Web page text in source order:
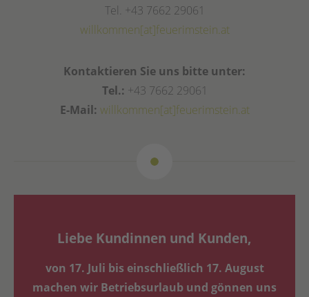
Tel. +43 7662 29061
willkommen[at]feuerimstein.at
Kontaktieren Sie uns bitte unter:
Tel.: +43 7662 29061
E-Mail: willkommen[at]feuerimstein.at
Liebe Kundinnen und Kunden,
von 17. Juli bis einschließlich 17. August
machen wir Betriebsurlaub und gönnen uns